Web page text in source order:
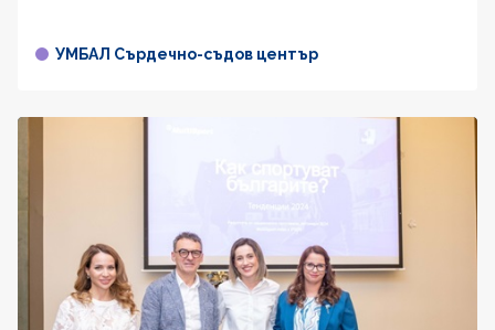
УМБАЛ Сърдечно-съдов център